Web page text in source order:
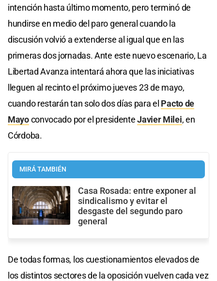
intención hasta último momento, pero terminó de
hundirse en medio del paro general cuando la
discusión volvió a extenderse al igual que en las
primeras dos jornadas. Ante este nuevo escenario, La
Libertad Avanza intentará ahora que las iniciativas
lleguen al recinto el próximo jueves 23 de mayo,
cuando restarán tan solo dos días para el Pacto de
Mayoconvocado por el presidenteJavier Milei, en
Córdoba.
MIRÁ TAMBIÉN
Casa Rosada: entre exponer al
sindicalismo y evitar el
desgaste del segundo paro
general
De todas formas, los cuestionamientos elevados de
los distintos sectores de la oposición vuelven cada vez